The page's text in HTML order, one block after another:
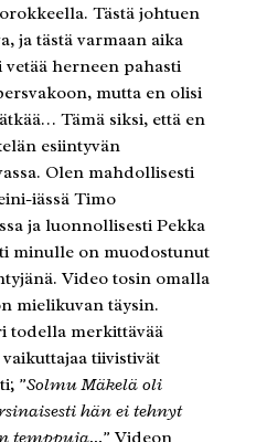
Tästä johtuen
ja tästä varmaan aika
herneen pahasti
mutta en olisi
Tämä siksi, että en
esiintyvän
Olen mahdollisesti
iässä Timo
ja luonnollisesti Pekka
minulle on muodostunut
Video tosin omalla
mielikuvan täysin.
todella merkittävää
tiivistivät
”Solmu Mäkelä oli
hän ei tehnyt
temppuja…”Videon